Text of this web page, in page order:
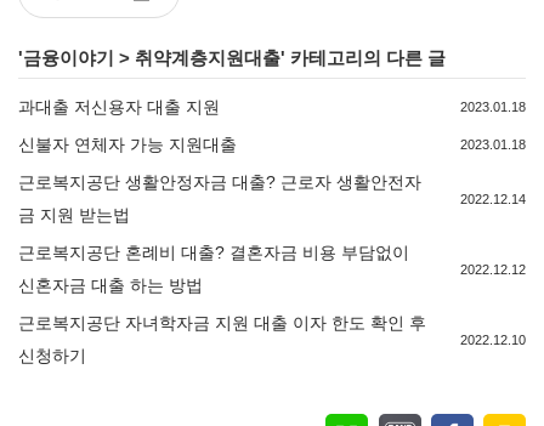
'금융이야기 > 취약계층지원대출' 카테고리의 다른 글
과대출 저신용자 대출 지원 2023.01.18
신불자 연체자 가능 지원대출 2023.01.18
근로복지공단 생활안정자금 대출? 근로자 생활안전자
금 지원 받는법
2022.12.14
근로복지공단 혼례비 대출? 결혼자금 비용 부담없이
신혼자금 대출 하는 방법
2022.12.12
근로복지공단 자녀학자금 지원 대출 이자 한도 확인 후
신청하기
2022.12.10